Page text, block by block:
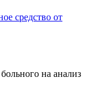
средство от
на анализ